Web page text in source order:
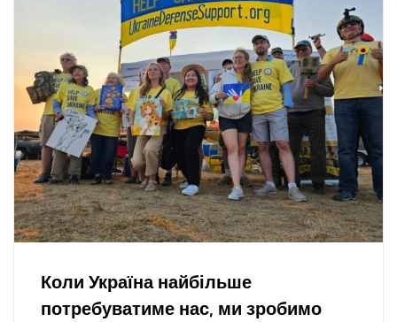
Коли Україна найбільше
потребуватиме нас, ми зробимо